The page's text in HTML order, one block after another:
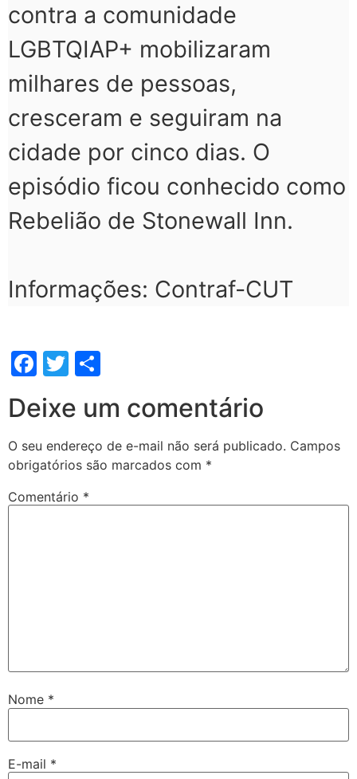
contra a comunidade
LGBTQIAP+ mobilizaram
milhares de pessoas,
cresceram e seguiram na
cidade por cinco dias. O
episódio ficou conhecido como
Rebelião de Stonewall Inn.
Informações: Contraf-CUT
Facebook
Twitter
Deixe um comentário
O seu endereço de e-mail não será publicado. Campos
obrigatórios são marcados com *
Comentário *
Nome *
E-mail *